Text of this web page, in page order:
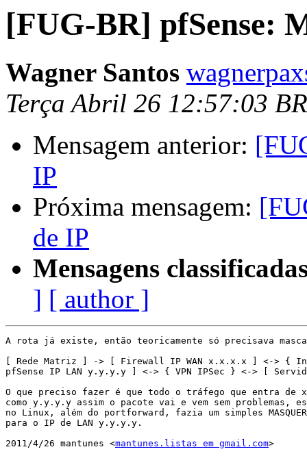
[FUG-BR] pfSense:
Wagner Santos
Terça Abril 26 12:57:03
Mensagem anterior:
IP
Próxima mensagem:
de IP
Mensagens
] [ author ]
A rota já existe, então teoricamente só precisava
[ Rede Matriz ] -> [ Firewall IP WAN x.x.x.x ] <-> {
pfSense IP LAN y.y.y.y ] <-> { VPN IPSec } <-> [
O que preciso fazer é que todo o tráfego que entra de
como y.y.y.y assim o pacote vai e vem sem problemas,
no Linux, além do portforward, fazia um simples
para o IP de LAN y.y.y.y.
2011/4/26 mantunes <mantunes.listas em gmail.com>